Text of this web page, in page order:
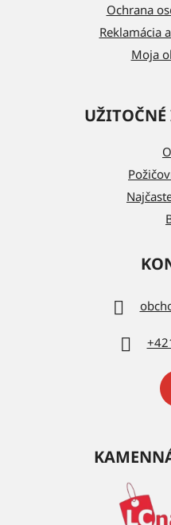
Ochrana
Reklamácia
Moja